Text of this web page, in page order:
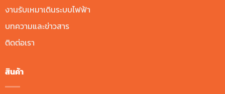
งานรับเหมาเดินระบบไฟฟ้า
บทความและข่าวสาร
ติดต่อเรา
สินค้า